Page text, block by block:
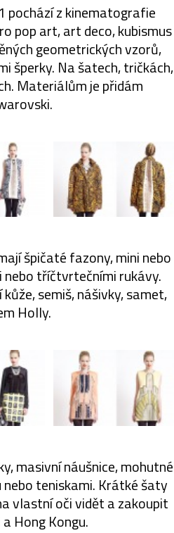
pochází z kinematografie
pop art, art deco, kubismus
geometrických vzorů,
šperky. Na šatech, tričkách,
Materiálům je přidám
špičaté fazony, mini nebo
nebo tříčtvrtečními rukávy.
semiš, nášivky, samet,
Holly.
masivní náušnice, mohutné
teniskami. Krátké šaty
vlastní oči vidět a zakoupit
Hong Kongu.